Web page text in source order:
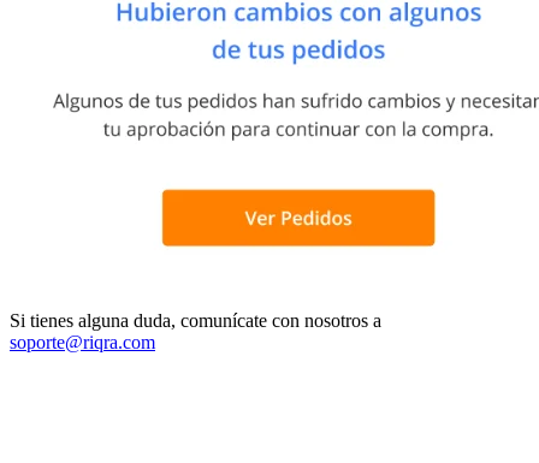
Si tienes alguna duda, comunícate con nosotros a
soporte@riqra.com